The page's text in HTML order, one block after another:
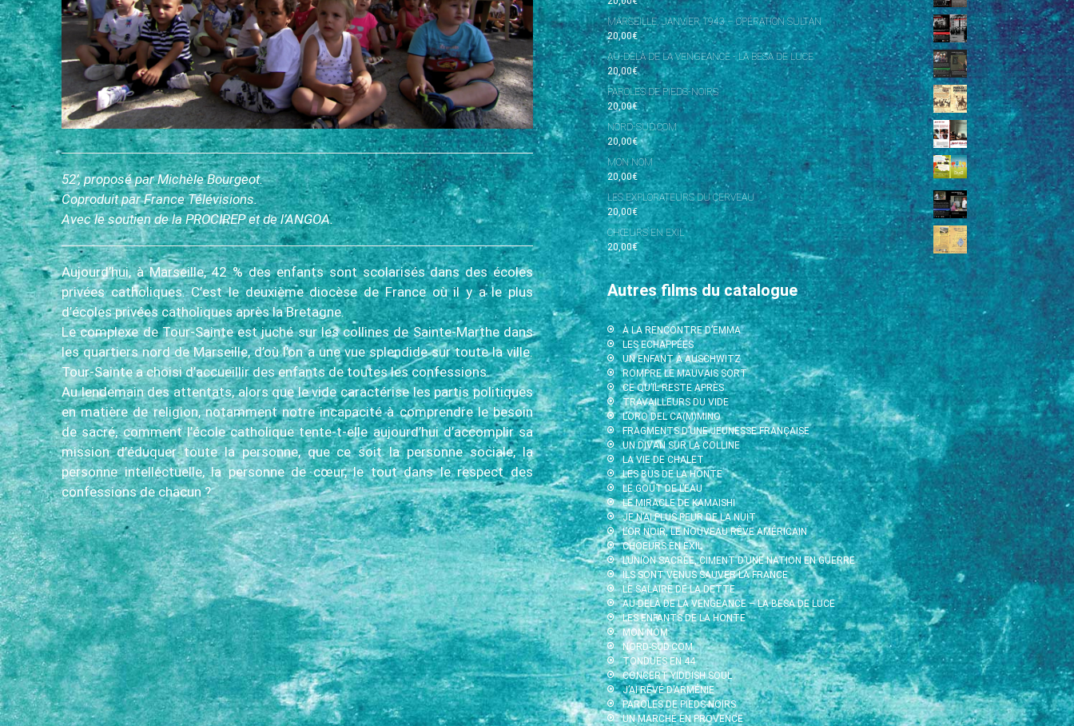
c
i
p
a
l
52’, proposé par Michèle Bourgeot.
Coproduit par France Télévisions.
Avec le soutien de la PROCIREP et de l’ANGOA.
Aujourd’hui, à Marseille, 42 % des enfants sont scolarisés dans des écoles
privées catholiques. C’est le deuxième diocèse de France où il y a le plus
d’écoles privées catholiques après la Bretagne.
Le complexe de Tour-Sainte est juché sur les collines de Sainte-Marthe dans
les quartiers nord de Marseille, d’où l’on a une vue splendide sur toute la ville.
Tour-Sainte a choisi d’accueillir des enfants de toutes les confessions.
Au lendemain des attentats, alors que le vide caractérise les partis politiques
en matière de religion, notamment notre incapacité à comprendre le besoin
de sacré, comment l’école catholique tente-t-elle aujourd’hui d’accomplir sa
mission d’éduquer toute la personne, que ce soit la personne sociale, la
personne intellectuelle, la personne de cœur, le tout dans le respect des
confessions de chacun ?
MARSEILLE, JANVIER 1943 – OPÉRATION SULTAN
20,00€
AU-DELÀ DE LA VENGEANCE - LA BESA DE LUCE
20,00€
PAROLES DE PIEDS-NOIRS
20,00€
NORD-SUD.COM
20,00€
MON NOM
20,00€
LES EXPLORATEURS DU CERVEAU
20,00€
CHŒURS EN EXIL
20,00€
Autres films du catalogue
À LA RENCONTRE D’EMMA
LES ECHAPPÉES
UN ENFANT À AUSCHWITZ
ROMPRE LE MAUVAIS SORT
CE QU’IL RESTE APRÈS
TRAVAILLEURS DU VIDE
L’ORO DEL CA(M)MINO
FRAGMENTS D’UNE JEUNESSE FRANÇAISE
UN DIVAN SUR LA COLLINE
LA VIE DE CHALET
LES BUS DE LA HONTE
LE GOÛT DE L’EAU
LE MIRACLE DE KAMAISHI
JE N’AI PLUS PEUR DE LA NUIT
L’OR NOIR, LE NOUVEAU RÊVE AMÉRICAIN
CHOEURS EN EXIL
L’UNION SACRÉE, CIMENT D’UNE NATION EN GUERRE
ILS SONT VENUS SAUVER LA FRANCE
LE SALAIRE DE LA DETTE
AU-DELÀ DE LA VENGEANCE – LA BESA DE LUCE
LES ENFANTS DE LA HONTE
MON NOM
NORD-SUD.COM
TONDUES EN 44
CONCERT YIDDISH SOUL
J’AI RÊVÉ D’ARMÉNIE
PAROLES DE PIEDS-NOIRS
UN MARCHÉ EN PROVENCE